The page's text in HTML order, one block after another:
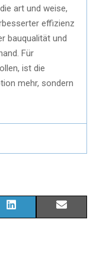
art und weise,
effizienz
bauqualität und
Für
ist die
mehr, sondern